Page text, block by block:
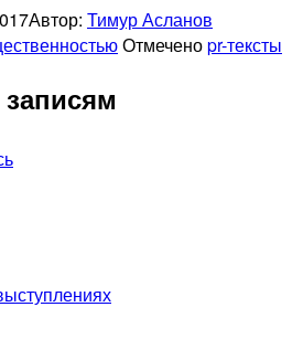
Автор: Тимур Асланов
Отмеченоpr-тексты